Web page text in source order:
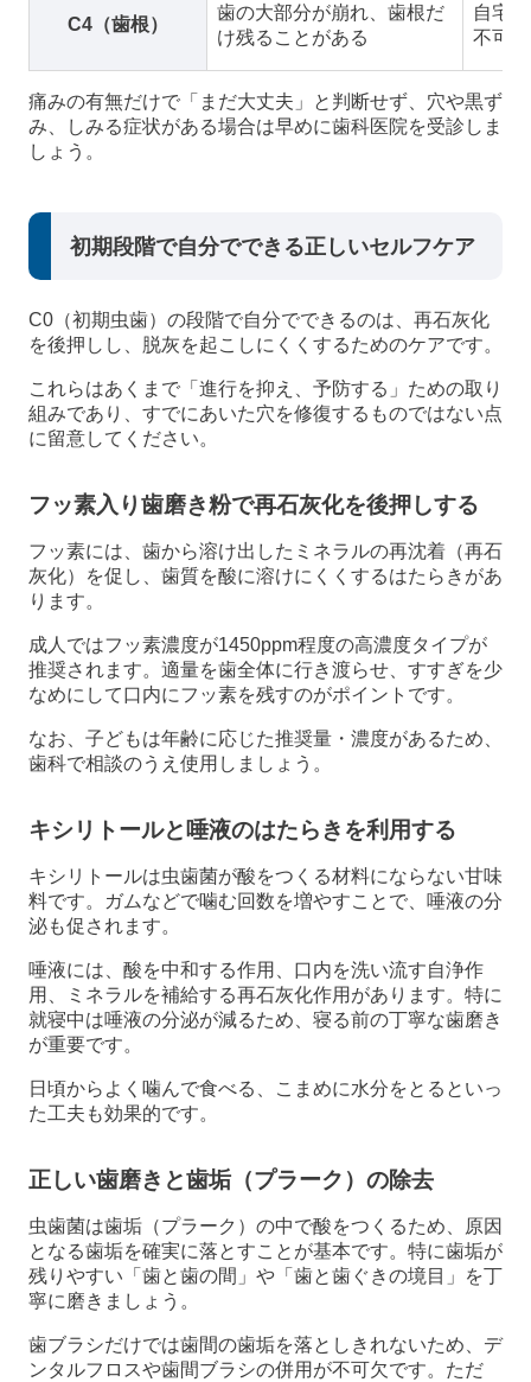
C4（歯根）
歯の大部分が崩れ、歯根だ
け残ることがある
自宅
不可
痛みの有無だけで「まだ大丈夫」と判断せず、穴や黒ず
み、しみる症状がある場合は早めに歯科医院を受診しま
しょう。
初期段階で自分でできる正しいセルフケア
C0（初期虫歯）の段階で自分でできるのは、再石灰化
を後押しし、脱灰を起こしにくくするためのケアです。
これらはあくまで「進行を抑え、予防する」ための取り
組みであり、すでにあいた穴を修復するものではない点
に留意してください。
フッ素入り歯磨き粉で再石灰化を後押しする
フッ素には、歯から溶け出したミネラルの再沈着（再石
灰化）を促し、歯質を酸に溶けにくくするはたらきがあ
ります。
成人ではフッ素濃度が1450ppm程度の高濃度タイプが
推奨されます。適量を歯全体に行き渡らせ、すすぎを少
なめにして口内にフッ素を残すのがポイントです。
なお、子どもは年齢に応じた推奨量・濃度があるため、
歯科で相談のうえ使用しましょう。
キシリトールと唾液のはたらきを利用する
キシリトールは虫歯菌が酸をつくる材料にならない甘味
料です。ガムなどで噛む回数を増やすことで、唾液の分
泌も促されます。
唾液には、酸を中和する作用、口内を洗い流す自浄作
用、ミネラルを補給する再石灰化作用があります。特に
就寝中は唾液の分泌が減るため、寝る前の丁寧な歯磨き
が重要です。
日頃からよく噛んで食べる、こまめに水分をとるといっ
た工夫も効果的です。
正しい歯磨きと歯垢（プラーク）の除去
虫歯菌は歯垢（プラーク）の中で酸をつくるため、原因
となる歯垢を確実に落とすことが基本です。特に歯垢が
残りやすい「歯と歯の間」や「歯と歯ぐきの境目」を丁
寧に磨きましょう。
歯ブラシだけでは歯間の歯垢を落としきれないため、デ
ンタルフロスや歯間ブラシの併用が不可欠です。ただ